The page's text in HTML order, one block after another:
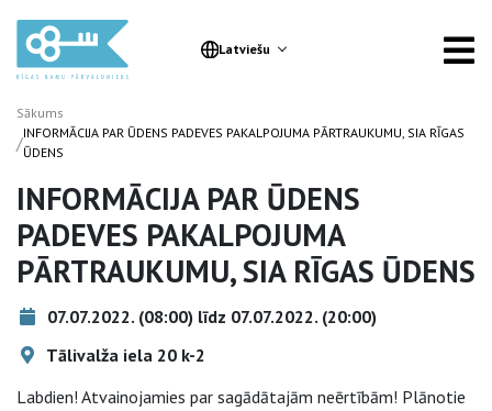
Latviešu
Sākums
/INFORMĀCIJA PAR ŪDENS PADEVES PAKALPOJUMA PĀRTRAUKUMU, SIA RĪGAS
ŪDENS
INFORMĀCIJA PAR ŪDENS
PADEVES PAKALPOJUMA
PĀRTRAUKUMU, SIA RĪGAS ŪDENS
07.07.2022. (08:00) līdz 07.07.2022. (20:00)
Tālivalža iela 20 k-2
Labdien! Atvainojamies par sagādātajām neērtībām! Plānotie